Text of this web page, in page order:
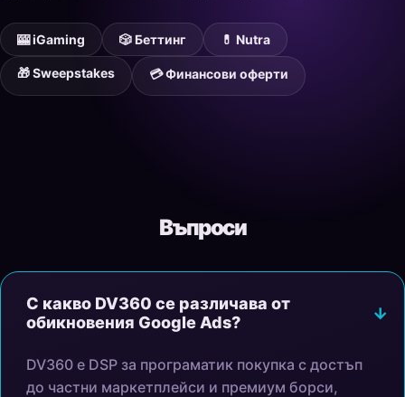
🎰 iGaming 🎲 Беттинг 💊 Nutra
🎁 Sweepstakes 💳 Финансови оферти
Въпроси
С какво DV360 се различава от
обикновения Google Ads?
DV360 е DSP за програматик покупка с достъп
до частни маркетплейси и премиум борси,